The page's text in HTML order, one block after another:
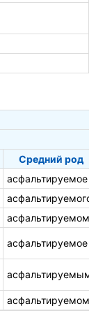
Средний род
асфальтируемое
асфальтируемого
асфальтируемому
асфальтируемое
асфальтируемым
асфальтируемом